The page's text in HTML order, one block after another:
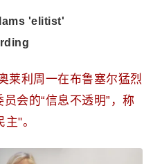
'elitist'
莱利周一在布鲁塞尔猛烈
会的“信息不透明”，称
"。